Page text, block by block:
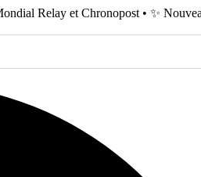
Relay et Chronopost • ✨